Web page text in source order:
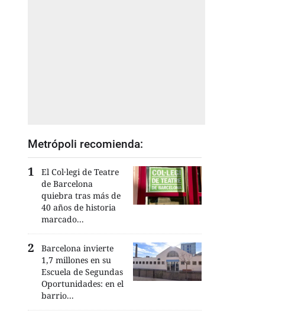
Metrópoli recomienda:
El Col·legi de Teatre
de Barcelona
quiebra tras más de
40 años de historia
marcado...
Barcelona invierte
1,7 millones en su
Escuela de Segundas
Oportunidades: en el
barrio...